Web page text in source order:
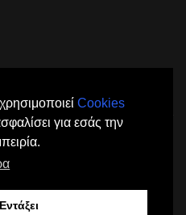
Cookies
για εσάς την
Εντάξει
Paros24
Επικοινωνία